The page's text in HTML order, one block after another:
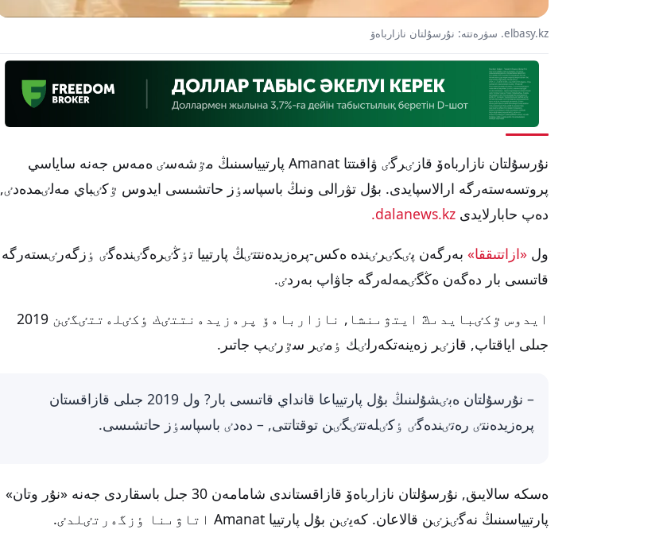
elbasy.kz. سۋرەتتە: نۇرسۇلتان نازارباەۆ
نۇرسۇلتان نازارباەۆ قازٸرگٸ ۋاقىتتا Amanat پارتيياسىنىڭ مٷشەسٸ ەمەس جەنە ساياسي
پروتسەستەرگە ارالاسپايدى. بۇل تۋرالى ونىڭ باسپاسٶز حاتشىسى ايدوس ٷكٸباي مەلٸمدەدٸ,
دەپ حابارلايدى dalanews.kz.
ول «ازاتتىققا» بەرگەن پٸكٸرٸندە ەكس-پرەزيدەنتتٸڭ پارتييا تٶڭٸرەگٸندەگٸ ٶزگەرٸستەرگە
قاتىسى بار دەگەن ەڭگٸمەلەرگە جاۋاپ بەردٸ.
ايدوس ٷكٸبايدىڭ ايتۋىنشا, نازارباەۆ پرەزيدەنتتٸك ٶكٸلەتتٸگٸن 2019
جىلى اياقتاپ, قازٸر زەينەتكەرلٸك ٶمٸر سٷرٸپ جاتىر.
– نۇرسۇلتان ەبٸشۇلىنىڭ بۇل پارتيياعا قانداي قاتىسى بار? ول 2019 جىلى قازاقستان
پرەزيدەنتٸ رەتٸندەگٸ ٶكٸلەتتٸگٸن توقتاتتى, – دەدٸ باسپاسٶز حاتشىسى.
ەسكە سالايىق, نۇرسۇلتان نازارباەۆ قازاقستاندى شامامەن 30 جىل باسقاردى جەنە «نۇر وتان»
پارتيياسىنىڭ نەگٸزٸن قالاعان. كەيٸن بۇل پارتييا Amanat اتاۋىنا ٶزگەرتٸلدٸ.